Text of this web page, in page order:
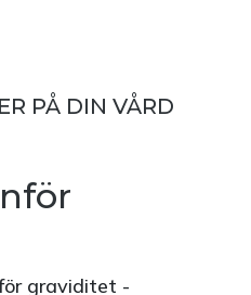
PÅ DIN VÅRD
graviditet -